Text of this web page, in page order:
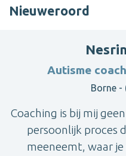
Nieuweroord
Autisme
Borne -
Coaching is bij mij
persoonlijk proces
meeneemt, waar